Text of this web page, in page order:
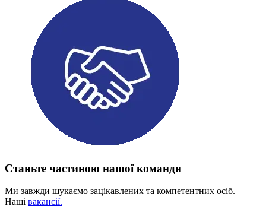
Станьте частиною нашої команди
Ми завжди шукаємо зацікавлених та компетентних осіб.
Наші вакансії.